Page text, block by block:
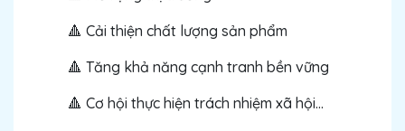
🔺 Cải thiện chất lượng sản phẩm
🔺 Tăng khả năng cạnh tranh bền vững
🔺 Cơ hội thực hiện trách nhiệm xã hội…